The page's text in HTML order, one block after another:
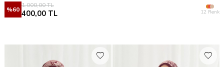
%60
1.000,00TL
400,00 TL 12 Renk